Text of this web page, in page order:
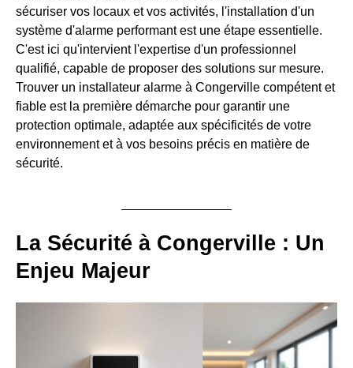
sécuriser vos locaux et vos activités, l'installation d'un
système d'alarme performant est une étape essentielle.
C'est ici qu'intervient l'expertise d'un professionnel
qualifié, capable de proposer des solutions sur mesure.
Trouver un installateur alarme à Congerville compétent et
fiable est la première démarche pour garantir une
protection optimale, adaptée aux spécificités de votre
environnement et à vos besoins précis en matière de
sécurité.
La Sécurité à Congerville : Un
Enjeu Majeur